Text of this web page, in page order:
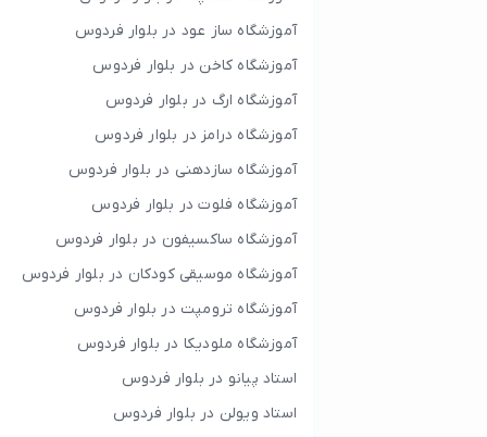
آموزشگاه ساز عود در بلوار فردوس
آموزشگاه کاخن در بلوار فردوس
آموزشگاه ارگ در بلوار فردوس
آموزشگاه درامز در بلوار فردوس
آموزشگاه سازدهنی در بلوار فردوس
آموزشگاه فلوت در بلوار فردوس
آموزشگاه ساکسیفون در بلوار فردوس
آموزشگاه موسیقی کودکان در بلوار فردوس
آموزشگاه ترومپت در بلوار فردوس
آموزشگاه ملودیکا در بلوار فردوس
استاد پیانو در بلوار فردوس
استاد ویولن در بلوار فردوس